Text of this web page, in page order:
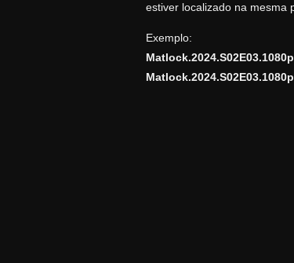
estiver localizado na mesma
Exemplo: